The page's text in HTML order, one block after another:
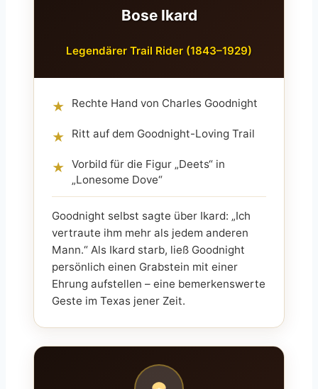
Bose Ikard
Legendärer Trail Rider (1843–1929)
★ Rechte Hand von Charles Goodnight
★ Ritt auf dem Goodnight-Loving Trail
★ Vorbild für die Figur „Deets“ in
„Lonesome Dove“
Goodnight selbst sagte über Ikard: „Ich
vertraute ihm mehr als jedem anderen
Mann.“ Als Ikard starb, ließ Goodnight
persönlich einen Grabstein mit einer
Ehrung aufstellen – eine bemerkenswerte
Geste im Texas jener Zeit.